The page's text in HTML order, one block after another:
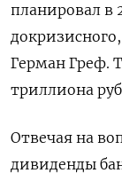
планировал в
докризисного,
Герман Греф.
триллиона
Отвечая на
дивиденды